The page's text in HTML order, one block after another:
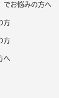
でお悩みの方へ
方
方
へ